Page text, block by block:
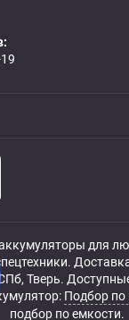
для
Тверь.
Подбор по
подбор по емкости.